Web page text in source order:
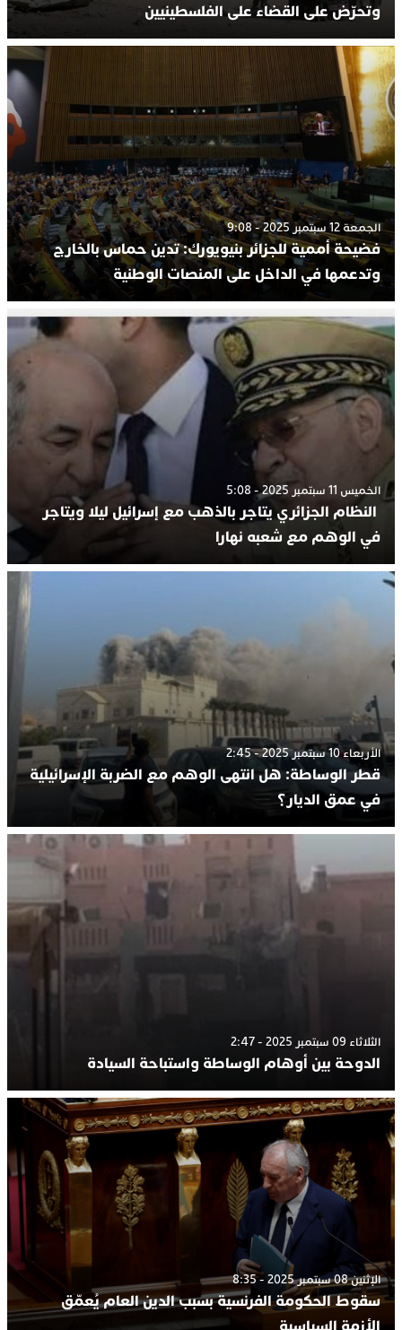
وتحرّض على القضاء على الفلسطينيين
الجمعة 12 سبتمبر 2025 - 9:08
فضيحة أممية للجزائر بنيويورك: تدين حماس بالخارج
وتدعمها في الداخل على المنصات الوطنية
الخميس 11 سبتمبر 2025 - 5:08
النظام الجزائري يتاجر بالذهب مع إسرائيل ليلا ويتاجر
في الوهم مع شعبه نهارا
الأربعاء 10 سبتمبر 2025 - 2:45
قطر الوساطة: هل انتهى الوهم مع الضربة الإسرائيلية
في عمق الديار؟
الثلاثاء 09 سبتمبر 2025 - 2:47
الدوحة بين أوهام الوساطة واستباحة السيادة
الإثنين 08 سبتمبر 2025 - 8:35
سقوط الحكومة الفرنسية بسبب الدين العام يُعمّق
الأزمة السياسية